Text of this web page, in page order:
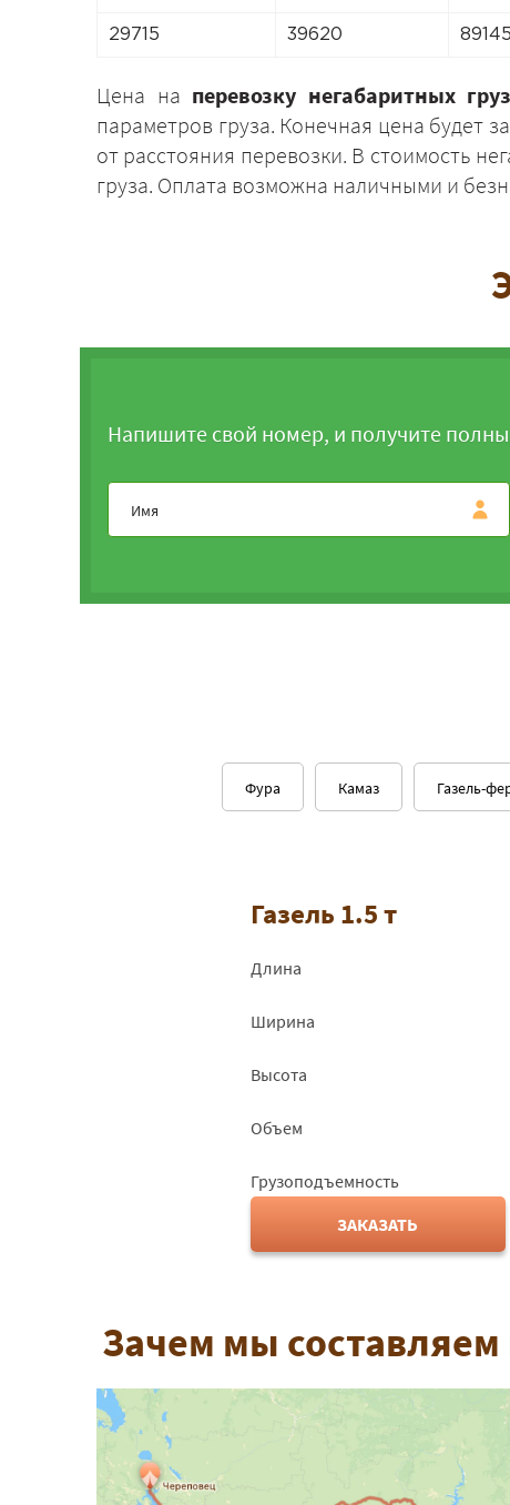
29715 39620 89145
Цена на перевозку негабаритных
параметров груза. Конечная цена будет
от расстояния перевозки. В стоимость
груза. Оплата возможна наличными и
Напишите свой номер, и получите
Газель-
Камаз
Фура
Газель 1.5 т
Длина
Ширина
Высота
Объем
Грузоподъемность
ЗАКАЗАТЬ
Зачем мы